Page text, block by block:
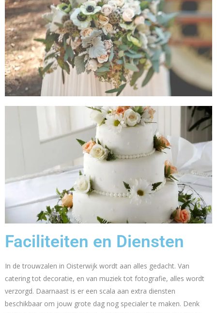
Faciliteiten en Diensten
In de trouwzalen in Oisterwijk wordt aan alles gedacht. Van
catering tot decoratie, en van muziek tot fotografie, alles wordt
verzorgd. Daarnaast is er een scala aan extra diensten
beschikbaar om jouw grote dag nog specialer te maken. Denk